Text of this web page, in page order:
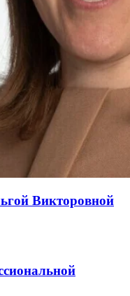
Викторовной